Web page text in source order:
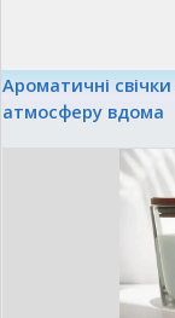
Ароматичні
атмосферу вдома